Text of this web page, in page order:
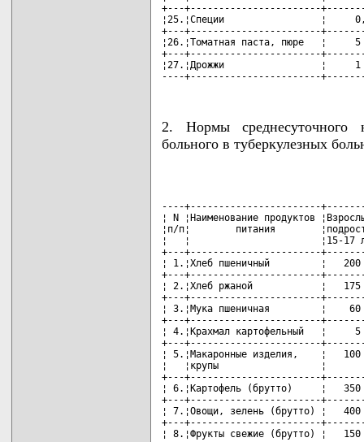
+---+-----------------------
¦25.¦Специи                 ¦
+---+-----------------------
¦26.¦Томатная паста, пюре
+---+-----------------------
¦27.¦Дрожжи                 ¦
----+-----------------------
2. Нормы среднесуточного
больного в туберкулезных
----+-----------------------
¦ N ¦Наименование продуктов
¦п/п¦        питания
¦   ¦                       ¦15-17
+---+-----------------------
¦ 1.¦Хлеб пшеничный         ¦
+---+-----------------------
¦ 2.¦Хлеб ржаной            ¦
+---+-----------------------
¦ 3.¦Мука пшеничная         ¦
+---+-----------------------
¦ 4.¦Крахмал картофельный
+---+-----------------------
¦ 5.¦Макаронные изделия,    ¦
¦   ¦крупы                  ¦
+---+-----------------------
¦ 6.¦Картофель (брутто)     ¦
+---+-----------------------
¦ 7.¦Овощи, зелень (брутто) ¦
+---+-----------------------
¦ 8.¦Фрукты свежие (брутто) ¦